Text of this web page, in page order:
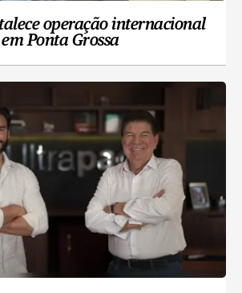
operação internacional
Ponta Grossa